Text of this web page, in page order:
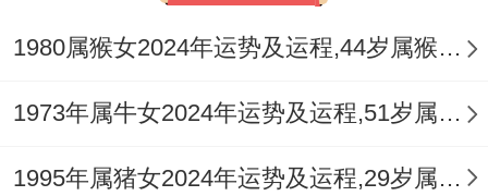
闪烁的萤火，美丽动人却难以捕捉与持久，
绝不可视之为可依赖的常态收入来源。
本年命理结构中的一个关键警示在于：你正
1980属猴女2024年运势及运程,44岁属猴人2024全年每月运势女性如何
1973年属牛女2024年运势及运程,51岁属牛人2024全年每月运势女性如何
1995年属猪女2024年运势及运程,29岁属猪人2024全年每月运势女性如何